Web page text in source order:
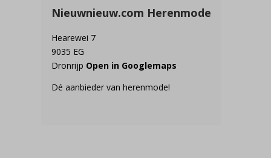
Nieuwnieuw.com Herenmode
Hearewei 7
9035 EG
Dronrijp Open in Googlemaps
Dé aanbieder van herenmode!